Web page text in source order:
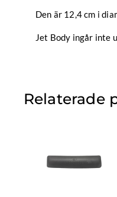
Den är 12,4 cm i
Jet Body ingår inte
Relaterade